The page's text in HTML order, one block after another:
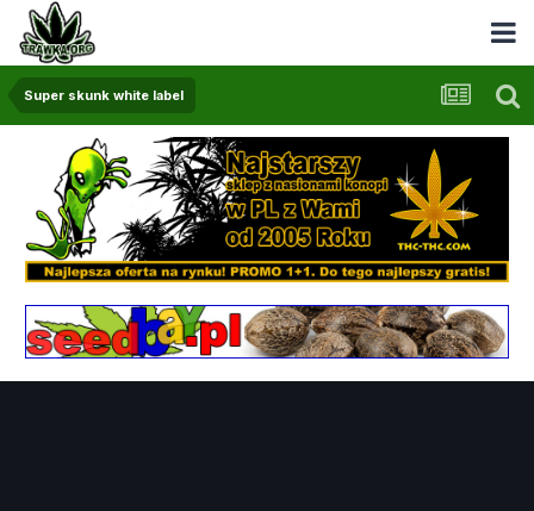
Super skunk white label